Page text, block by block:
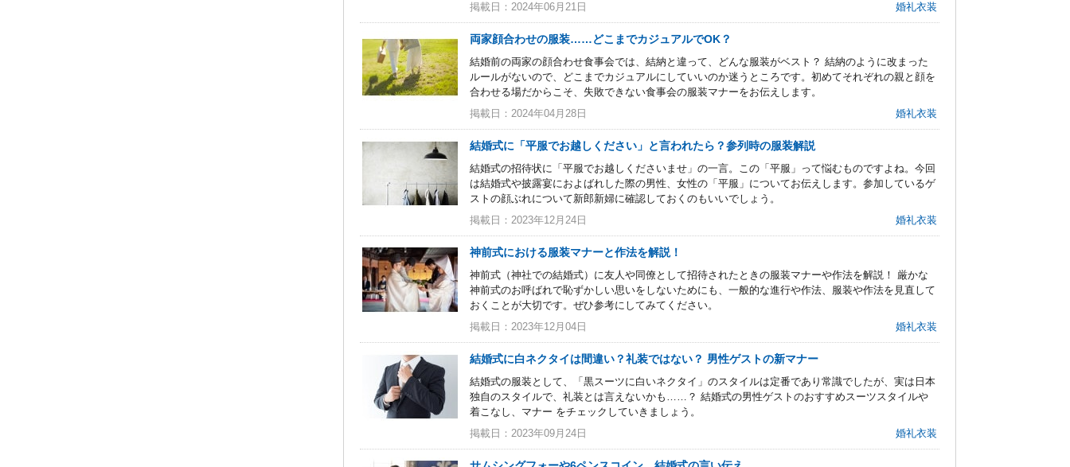
掲載日：2024年06月21日
婚礼衣装
両家顔合わせの服装……どこまでカジュアルでOK？
結婚前の両家の顔合わせ食事会では、結納と違って、どんな服装がベスト？ 結納のように改まった
ルールがないので、どこまでカジュアルにしていいのか迷うところです。初めてそれぞれの親と顔を
合わせる場だからこそ、失敗できない食事会の服装マナーをお伝えします。
掲載日：2024年04月28日
婚礼衣装
結婚式に「平服でお越しください」と言われたら？参列時の服装解説
結婚式の招待状に「平服でお越しくださいませ」の一言。この「平服」って悩むものですよね。今回
は結婚式や披露宴におよばれした際の男性、女性の「平服」についてお伝えします。参加しているゲ
ストの顔ぶれについて新郎新婦に確認しておくのもいいでしょう。
掲載日：2023年12月24日
婚礼衣装
神前式における服装マナーと作法を解説！
神前式（神社での結婚式）に友人や同僚として招待されたときの服装マナーや作法を解説！ 厳かな
神前式のお呼ばれで恥ずかしい思いをしないためにも、一般的な進行や作法、服装や作法を見直して
おくことが大切です。ぜひ参考にしてみてください。
掲載日：2023年12月04日
婚礼衣装
結婚式に白ネクタイは間違い？礼装ではない？ 男性ゲストの新マナー
結婚式の服装として、「黒スーツに白いネクタイ」のスタイルは定番であり常識でしたが、実は日本
独自のスタイルで、礼装とは言えないかも……？ 結婚式の男性ゲストのおすすめスーツスタイルや
着こなし、マナー をチェックしていきましょう。
掲載日：2023年09月24日
婚礼衣装